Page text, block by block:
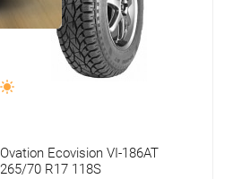
Ovation Ecovision VI-186AT
265/70 R17 118S